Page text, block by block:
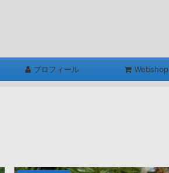
プロフィール Webshop